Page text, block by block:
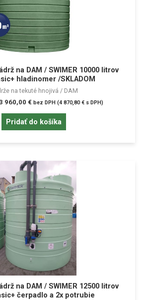
na DAM / SWIMER 10000 litrov
hladinomer /SKLADOM
na tekuté hnojivá / DAM
960,00 € bez DPH (4 870,80€s DPH)
Pridať do košíka
na DAM / SWIMER 12500 litrov
čerpadlo a 2x potrubie